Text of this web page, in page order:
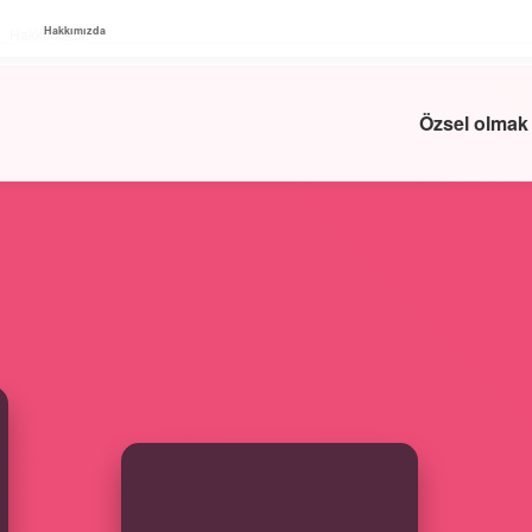
Hakkımızda
Özsel
Hakkımızda